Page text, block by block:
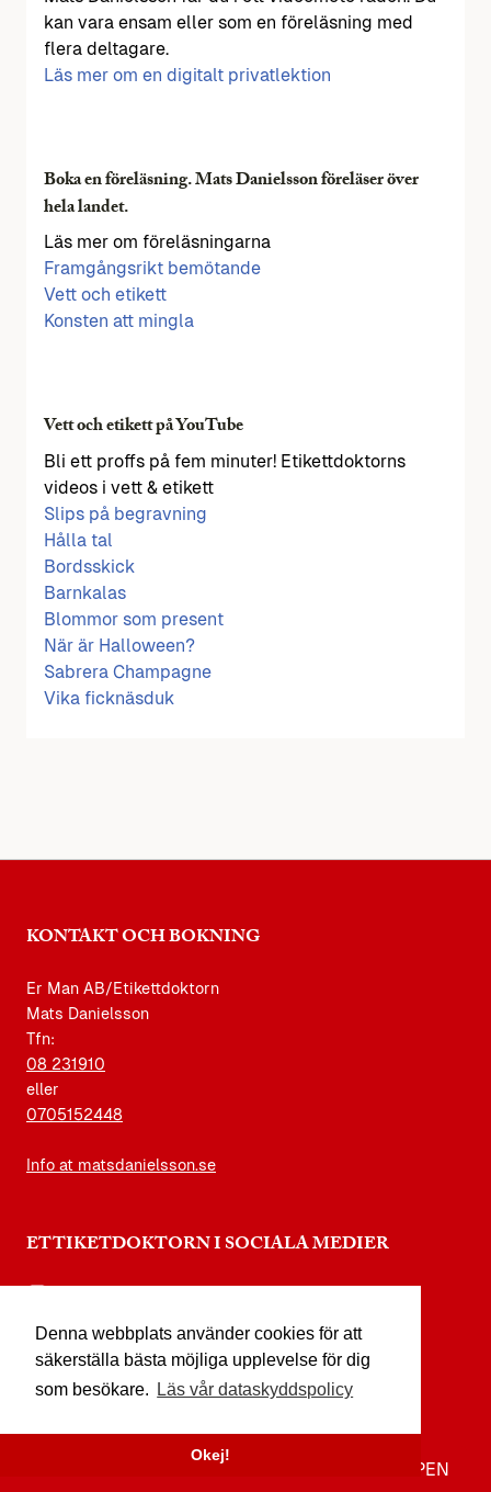
Denna webbplats använder cookies för att
säkerställa bästa möjliga upplevelse för dig
som besökare.
Läs vår dataskyddspolicy
Okej!
kan vara ensam eller som en föreläsning med
flera deltagare.
Läs mer om en digitalt privatlektion
Boka en föreläsning. Mats Danielsson föreläser över
hela landet.
Läs mer om föreläsningarna
Framgångsrikt bemötande
Vett och etikett
Konsten att mingla
Vett och etikett på YouTube
Bli ett proffs på fem minuter! Etikettdoktorns
videos i vett & etikett
Slips på begravning
Hålla tal
Bordsskick
Barnkalas
Blommor som present
När är Halloween?
Sabrera Champagne
Vika ficknäsduk
KONTAKT OCH BOKNING
Er Man AB/Etikettdoktorn
Mats Danielsson
Tfn:
08 231910
eller
0705152448
Info at matsdanielsson.se
ETTIKETDOKTORN I SOCIALA MEDIER
facebook.com/etikettdoktorn
youtube.com/etikettdoktorn
TILL TOPPEN